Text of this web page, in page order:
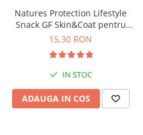
Natures Protection Lifestyle
Snack GF Skin&Coat pentru
Caini Adulti cu Somon
15,30 RON
IN STOC
ADAUGA IN COS